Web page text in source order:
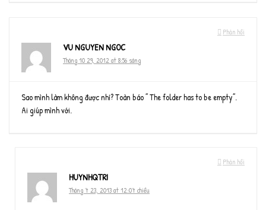
Phản hồi
VU NGUYEN NGOC
Tháng 10 29, 2012 at 8:56 sáng
Sao mình làm không được nhỉ? Toàn báo ” The folder has to be empty”.
Ai giúp mình với.
Phản hồi
HUYNHQTRI
Tháng 7 23, 2013 at 12:07 chiều